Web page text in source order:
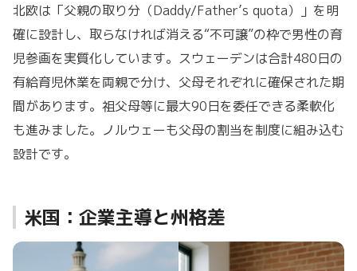
北欧は「父親の取り分（Daddy/Father’s quota）」を明
確に設計し、取らなければ消える“不可譲”の枠で男性の育
児参画を実質化しています。スウェーデンは合計480日の
有給育児休業を両親で分け、父母それぞれに確保された期
間があります。祖父母等に最大90日を委任できる柔軟化
も進みました。ノルウェーも父母の割当を制度に組み込む
設計です。
米国：企業主導と州格差